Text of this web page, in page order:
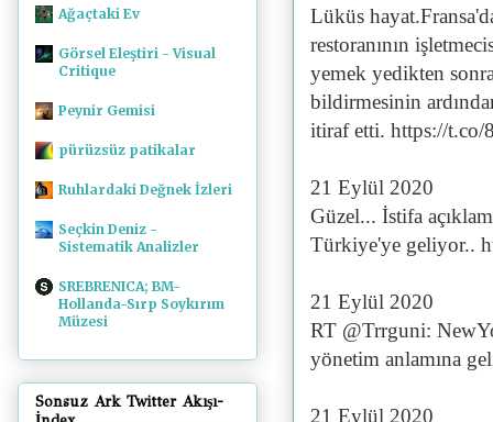
Lüküs
restoranının
yemek yedikten
bildirmesinin
itiraf etti. https://
21 Eylül 2020
Güzel... İstifa
Türkiye'ye geliyor..
21 Eylül 2020
RT @Trrguni:
yönetim anlamına
21 Eylül 2020
Ağaçtaki Ev
Görsel Eleştiri - Visual
Critique
Peynir Gemisi
pürüzsüz patikalar
Ruhlardaki Değnek İzleri
Seçkin Deniz -
Sistematik Analizler
SREBRENICA; BM-
Hollanda-Sırp Soykırım
Müzesi
Sonsuz Ark Twitter Akışı-